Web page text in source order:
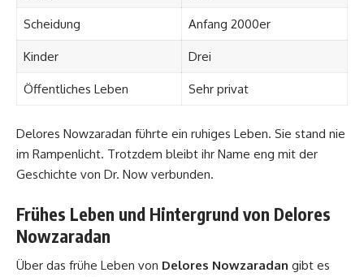
Scheidung Anfang 2000er
Kinder Drei
Öffentliches Leben Sehr privat
Delores Nowzaradan führte ein ruhiges Leben. Sie stand nie
im Rampenlicht. Trotzdem bleibt ihr Name eng mit der
Geschichte von Dr. Now verbunden.
Frühes Leben und Hintergrund von Delores
Nowzaradan
Über das frühe Leben von Delores Nowzaradan gibt es